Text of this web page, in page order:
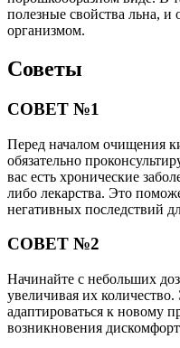
полезные свойства льна, и
организмом.
Советы
СОВЕТ №1
Перед началом очищения
обязательно
вас есть хронические
либо лекарства. Это
негативных последствий
СОВЕТ №2
Начинайте с небольших
увеличивая их
адаптироваться к новому
возникновения